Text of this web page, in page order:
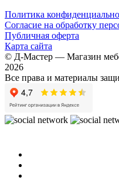
Политика
Согласие на обработку
Публичная оферта
Карта сайта
© Д-Мастер — Магазин
2026
Все права и материалы